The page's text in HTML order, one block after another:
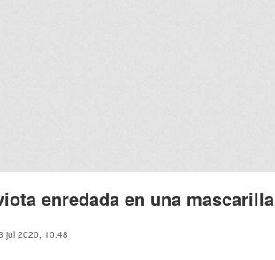
enredada en una mascarilla
jul 2020, 10:48